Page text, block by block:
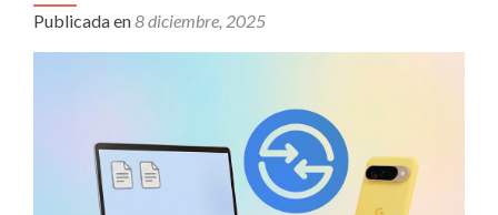
Publicada en8 diciembre, 2025